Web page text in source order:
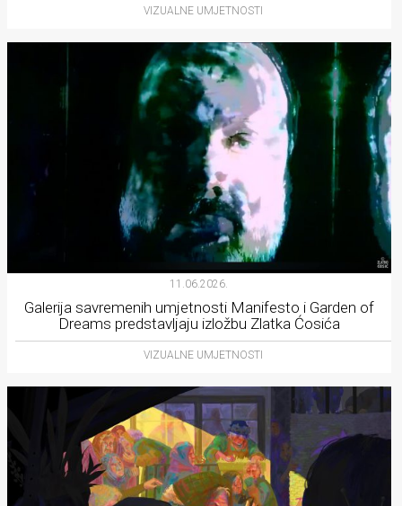
VIZUALNE UMJETNOSTI
11.06.2026.
Galerija savremenih umjetnosti Manifesto i Garden of
Dreams predstavljaju izložbu Zlatka Ćosića
VIZUALNE UMJETNOSTI